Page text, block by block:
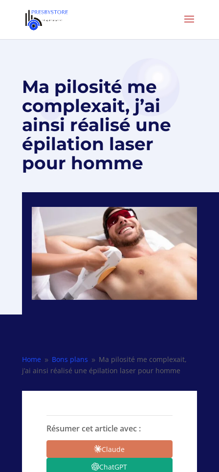
Ma pilosité me
complexait, j’ai
ainsi réalisé une
épilation laser
pour homme
Home 9 Bons plans 9 Ma pilosité me complexait,
j’ai ainsi réalisé une épilation laser pour homme
Résumer cet article avec :
Claude
ChatGPT